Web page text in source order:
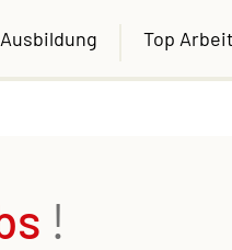
Ausbildung Top
!